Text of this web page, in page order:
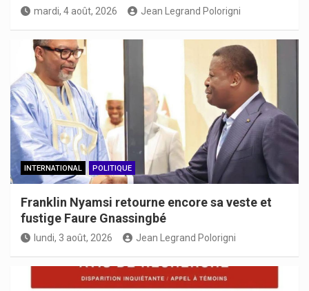
mardi, 4 août, 2026 Jean Legrand Polorigni
INTERNATIONAL POLITIQUE
Franklin Nyamsi retourne encore sa veste et
fustige Faure Gnassingbé
lundi, 3 août, 2026 Jean Legrand Polorigni